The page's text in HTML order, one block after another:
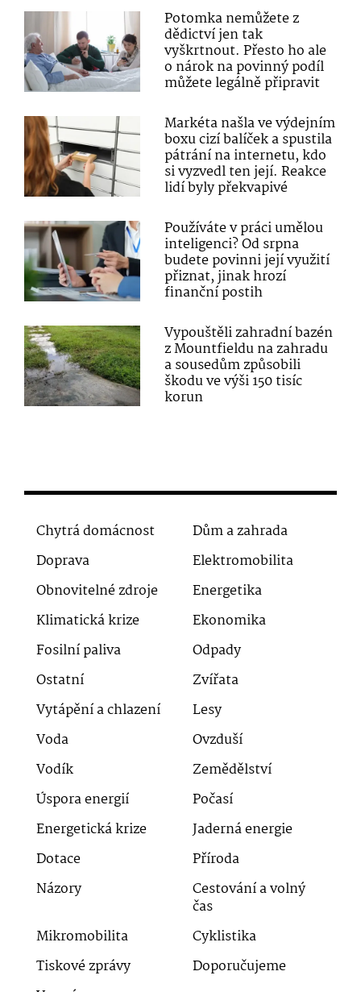
Potomka nemůžete z
dědictví jen tak
vyškrtnout. Přesto ho ale
o nárok na povinný podíl
můžete legálně připravit
Markéta našla ve výdejním
boxu cizí balíček a spustila
pátrání na internetu, kdo
si vyzvedl ten její. Reakce
lidí byly překvapivé
Používáte v práci umělou
inteligenci? Od srpna
budete povinni její využití
přiznat, jinak hrozí
finanční postih
Vypouštěli zahradní bazén
z Mountfieldu na zahradu
a sousedům způsobili
škodu ve výši 150 tisíc
korun
Chytrá domácnost
Dům a zahrada
Doprava
Elektromobilita
Obnovitelné zdroje
Energetika
Klimatická krize
Ekonomika
Fosilní paliva
Odpady
Ostatní
Zvířata
Vytápění a chlazení
Lesy
Voda
Ovzduší
Vodík
Zemědělství
Úspora energií
Počasí
Energetická krize
Jaderná energie
Dotace
Příroda
Názory
Cestování a volný
čas
Mikromobilita
Cyklistika
Tiskové zprávy
Doporučujeme